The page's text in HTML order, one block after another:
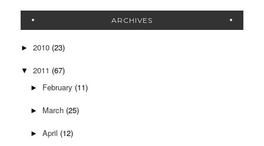
ARCHIVES
► 2010 (23)
▼ 2011 (67)
► February (11)
► March (25)
► April (12)